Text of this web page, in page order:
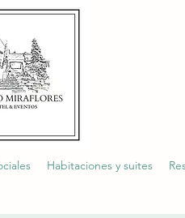
Habitaciones y suites